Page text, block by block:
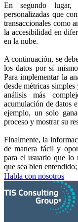
En segundo lugar,
personalizadas que
transaccionales como
la accesibilidad en
en la nube.
A continuación, se
los datos por sí
Para implementar la
desde métricas
análisis más
acumulación de datos
ejemplo, un solo
proceso y mostrar su
Finalmente, la
de manera fácil y
para el usuario que lo
que sea bien
Habla con nosotros